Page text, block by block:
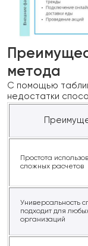
метода
С помощью
недостатки
Простота
сложных расчетов
Универсальность
подходит для
организаций